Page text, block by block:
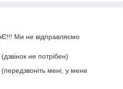
Ми не відправляємо
не потрібен)
мені, у мене